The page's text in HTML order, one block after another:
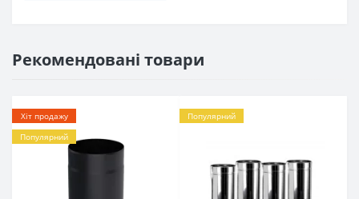
Рекомендовані товари
Хіт продажу
Популярний
Популярний